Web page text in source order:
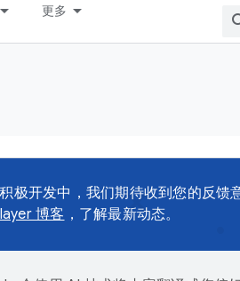
更多
极开发中，我们期待收到您的反馈
博客 ，了解最新动态。